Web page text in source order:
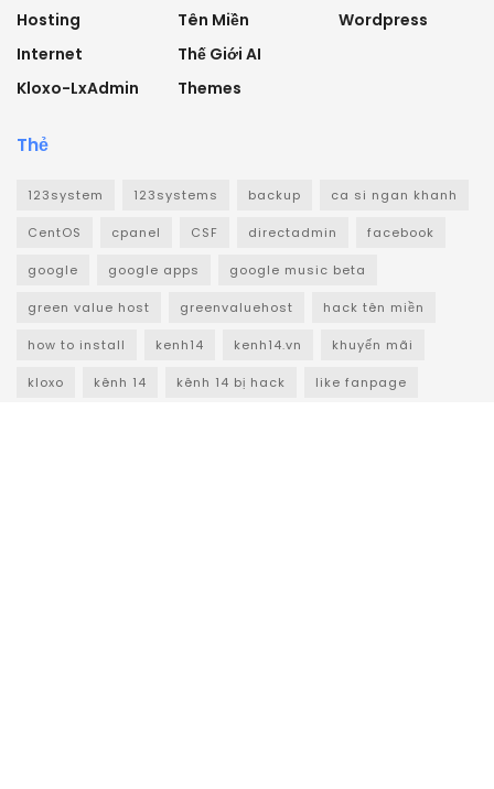
Hosting
Internet
Kloxo-LxAdmin
Tên Miền
Thế Giới AI
Themes
Wordpress
Thẻ
123system 123systems backup ca si ngan khanh
CentOS cpanel CSF directadmin facebook
google google apps google music beta
green value host greenvaluehost hack tên miền
how to install kenh14 kenh14.vn khuyến mãi
kloxo kênh 14 kênh 14 bị hack like fanpage